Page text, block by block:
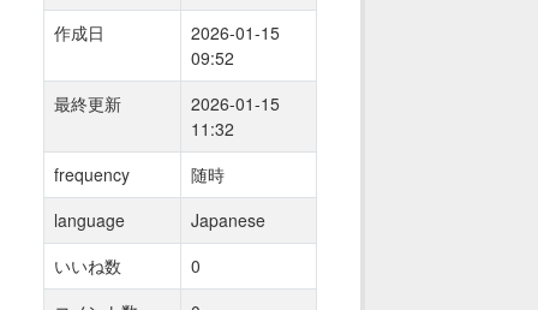
作成日
2026-01-15
09:52
最終更新
2026-01-15
11:32
frequency
随時
language
Japanese
いいね数
0